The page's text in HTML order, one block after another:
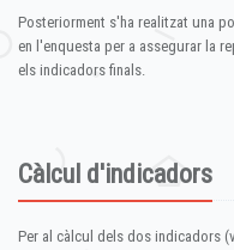
Posteriorment s'ha realitzat una
en l'enquesta per a assegurar la
els indicadors finals.
Càlcul d'indicadors
Per al càlcul dels dos indicadors